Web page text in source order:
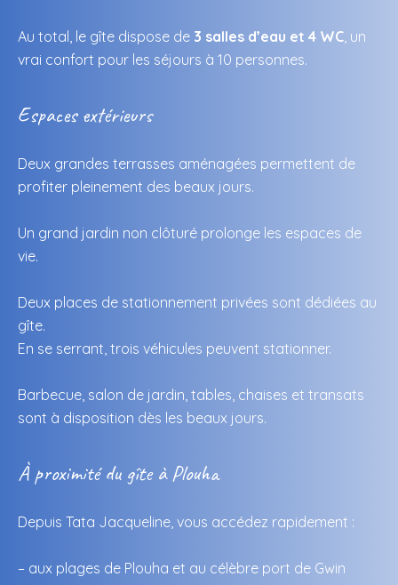
Au total, le gîte dispose de 3 salles d’eau et 4 WC, un
vrai confort pour les séjours à 10 personnes.
Espaces extérieurs
Deux grandes terrasses aménagées permettent de
profiter pleinement des beaux jours.
Un grand jardin non clôturé prolonge les espaces de
vie.
Deux places de stationnement privées sont dédiées au
gîte.
En se serrant, trois véhicules peuvent stationner.
Barbecue, salon de jardin, tables, chaises et transats
sont à disposition dès les beaux jours.
À proximité du gîte à Plouha
Depuis Tata Jacqueline, vous accédez rapidement :
– aux plages de Plouha et au célèbre port de Gwin